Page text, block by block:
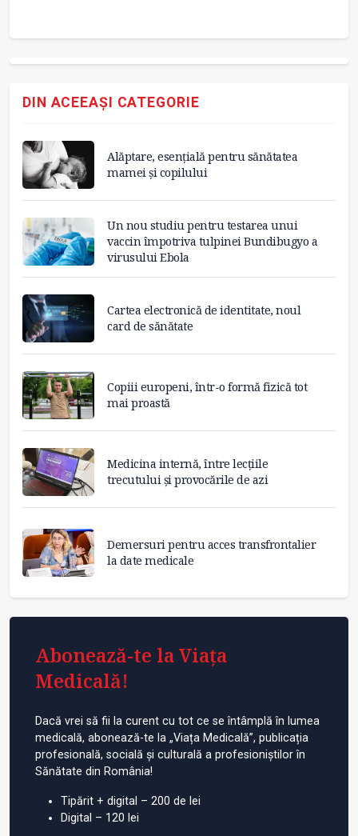
DIN ACEEAȘI CATEGORIE
Alăptare, esențială pentru sănătatea
mamei și copilului
Un nou studiu pentru testarea unui
vaccin împotriva tulpinei Bundibugyo a
virusului Ebola
Cartea electronică de identitate, noul
card de sănătate
Copiii europeni, într-o formă fizică tot
mai proastă
Medicina internă, între lecțiile
trecutului și provocările de azi
Demersuri pentru acces transfrontalier
la date medicale
Abonează-te la Viața
Medicală!
Dacă vrei să fii la curent cu tot ce se întâmplă în lumea
medicală, abonează-te la „Viața Medicală”, publicația
profesională, socială și culturală a profesioniștilor în
Sănătate din România!
Tipărit + digital – 200 de lei
Digital – 120 lei